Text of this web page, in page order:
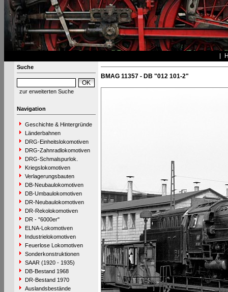
Suche
zur erweiterten Suche
Navigation
Geschichte & Hintergründe
Länderbahnen
DRG-Einheitslokomotiven
DRG-Zahnradlokomotiven
DRG-Schmalspurlok.
Kriegslokomotiven
Verlagerungsbauten
DB-Neubaulokomotiven
DB-Umbaulokomotiven
DR-Neubaulokomotiven
DR-Rekolokomotiven
DR - "6000er"
ELNA-Lokomotiven
Industrielokomotiven
Feuerlose Lokomotiven
Sonderkonstruktionen
SAAR (1920 - 1935)
DB-Bestand 1968
DR-Bestand 1970
Auslandsbestände
BMAG 11357 - DB "012 101-2"